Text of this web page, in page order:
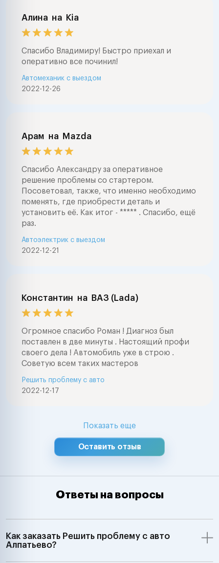
Алина на Kia
Спасибо Владимиру! Быстро приехал и
оперативно все починил!
2022-12-26
Автомеханик с выездом
Арам на Mazda
Спасибо Александру за оперативное
решение проблемы со стартером.
Посоветовал, также, что именно необходимо
поменять, где приобрести деталь и
установить её. Как итог - ***** . Спасибо, ещё
раз.
2022-12-21
Автоэлектрик с выездом
Константин на ВАЗ (Lada)
Огромное спасибо Роман ! Диагноз был
поставлен в две минуты . Настоящий профи
своего дела ! Автомобиль уже в строю .
Советую всем таких мастеров
2022-12-17
Решить проблему с авто
Показать еще
Оставить отзыв
Ответы на вопросы
Как заказать Решить проблему с авто
Алпатьево?